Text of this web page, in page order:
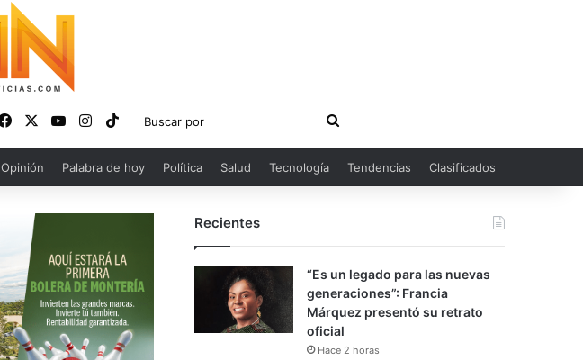
FacebookYouTubeInstagram
TikTok
Buscar
por
Opinión Palabra de hoy Política Salud Tecnología Tendencias Clasificados
Recientes
“Es un legado para las nuevas
generaciones”: Francia
Márquez presentó su retrato
oficial
Hace 2 horas